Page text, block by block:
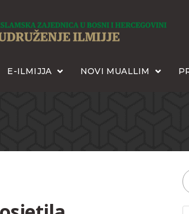
E-ILMIJJA NOVI MUALLIM